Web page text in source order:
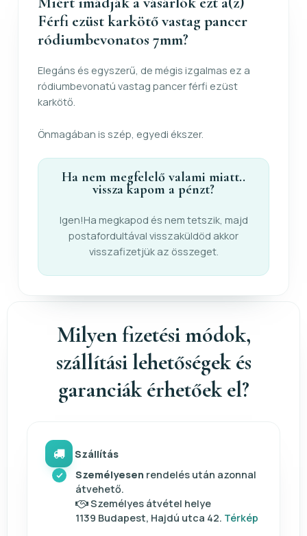
Férfi ezüst karkötő vastag pancer
ródiumbevonatos 7mm?
Elegáns és egyszerű, de mégis izgalmas ez a
ródiumbevonatú vastag pancer férfi ezüst
karkötő.
Önmagában is szép, egyedi ékszer.
Ha nem megfelelő valami miatt..
vissza kapom a pénzt?
Igen!Ha megkapod és nem tetszik, majd
postafordultával visszaküldöd akkor
visszafizetjük az összeget.
Milyen fizetési módok,
szállítási lehetőségek és
garanciák érhetőek el?
Szállítás
Személyesen rendelés után azonnal
átvehető.
Személyes átvétel helye
1139 Budapest, Hajdú utca 42. Térkép